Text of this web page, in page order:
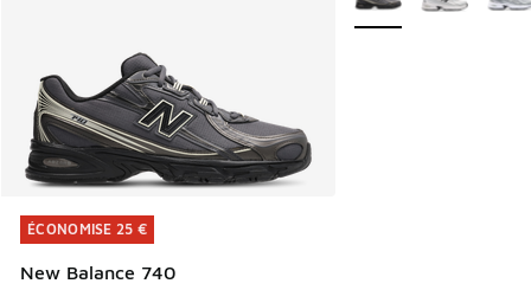
ÉCONOMISE 25 €
New Balance 740
ÉCONOMISE 25 €